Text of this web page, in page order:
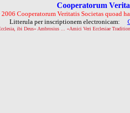
Cooperatorum
Cooperatorum Veritatis Societas quoad
Litterula per inscriptionem electronicam:
ibi Deus» Ambrosius ... «Amici Veri Ecclesiae